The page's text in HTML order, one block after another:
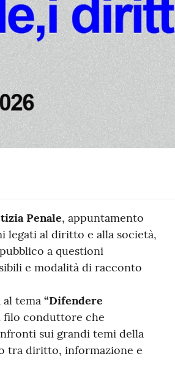
Penale, appuntamento
legati al diritto e alla società,
a questioni
e modalità di racconto
al tema “Difendere
filo conduttore che
sui grandi temi della
tra diritto, informazione e